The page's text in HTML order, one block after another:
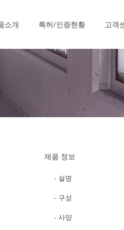
로그인
회원가
소개 특허/인증현황 고객
제품 정보
- 설명
- 구성
- 사양